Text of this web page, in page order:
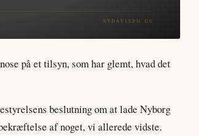
på et tilsyn, som har glemt, hvad det
beslutning om at lade Nyborg
af noget, vi allerede vidste.